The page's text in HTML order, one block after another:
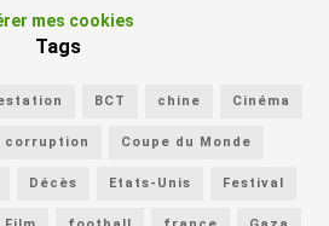
mes cookies
Tags
BCT chine Cinéma
corruption Coupe du Monde
Décès Etats-Unis Festival